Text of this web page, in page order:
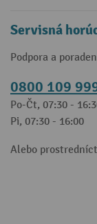
Servisná
Podpora a
0800 109
Po-Čt, 07:30 -
Pi, 07:30 - 16:00
Alebo